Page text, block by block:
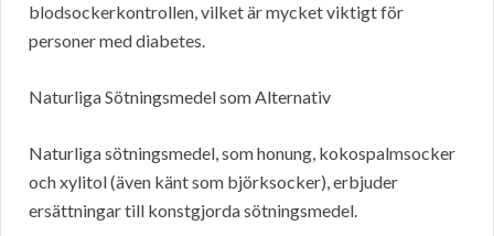
blodsockerkontrollen, vilket är mycket viktigt för
personer med diabetes.
Naturliga Sötningsmedel som Alternativ
Naturliga sötningsmedel, som honung, kokospalmsocker
och xylitol (även känt som björksocker), erbjuder
ersättningar till konstgjorda sötningsmedel.